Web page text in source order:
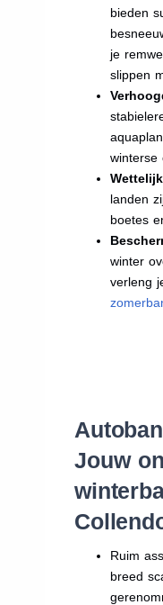
bieden
je
slippen
winterse
landen
boetes
winter
verleng
Jouw
Ruim
breed